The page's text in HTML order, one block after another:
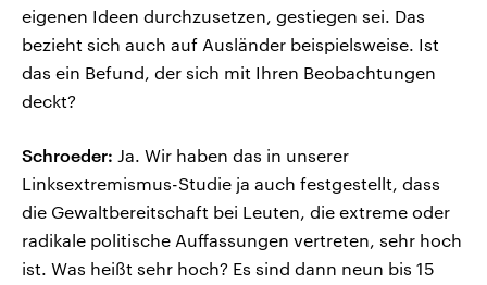
eigenen Ideen durchzusetzen, gestiegen sei. Das
bezieht sich auch auf Ausländer beispielsweise. Ist
das ein Befund, der sich mit Ihren Beobachtungen
deckt?
Schroeder: Ja. Wir haben das in unserer
Linksextremismus-Studie ja auch festgestellt, dass
die Gewaltbereitschaft bei Leuten, die extreme oder
radikale politische Auffassungen vertreten, sehr hoch
ist. Was heißt sehr hoch? Es sind dann neun bis 15